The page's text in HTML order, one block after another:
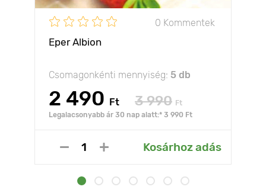
0 Kommentek
Eper Albion
Csomagonkénti mennyiség: 5 db
2 490 Ft 3 990 Ft
Legalacsonyabb ár 30 nap alatt:* 3 990 Ft
Kosárhoz adás